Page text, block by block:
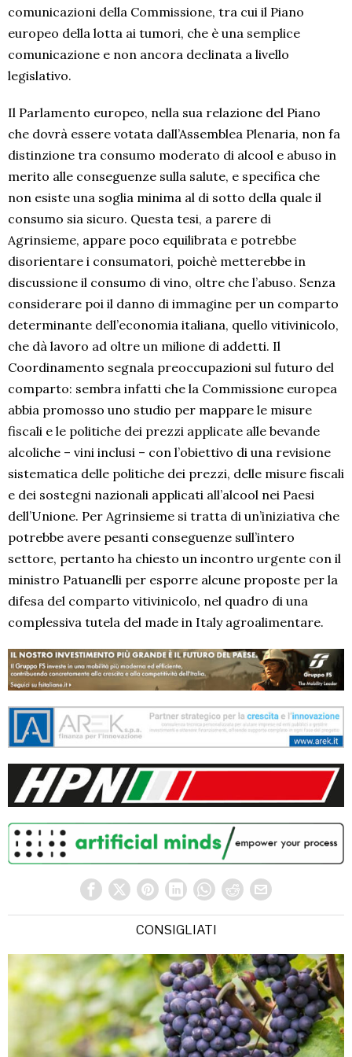
comunicazioni della Commissione, tra cui il Piano
europeo della lotta ai tumori, che è una semplice
comunicazione e non ancora declinata a livello
legislativo.
Il Parlamento europeo, nella sua relazione del Piano
che dovrà essere votata dall’Assemblea Plenaria, non fa
distinzione tra consumo moderato di alcool e abuso in
merito alle conseguenze sulla salute, e specifica che
non esiste una soglia minima al di sotto della quale il
consumo sia sicuro. Questa tesi, a parere di
Agrinsieme, appare poco equilibrata e potrebbe
disorientare i consumatori, poichè metterebbe in
discussione il consumo di vino, oltre che l’abuso. Senza
considerare poi il danno di immagine per un comparto
determinante dell’economia italiana, quello vitivinicolo,
che dà lavoro ad oltre un milione di addetti. Il
Coordinamento segnala preoccupazioni sul futuro del
comparto: sembra infatti che la Commissione europea
abbia promosso uno studio per mappare le misure
fiscali e le politiche dei prezzi applicate alle bevande
alcoliche – vini inclusi – con l’obiettivo di una revisione
sistematica delle politiche dei prezzi, delle misure fiscali
e dei sostegni nazionali applicati all’alcool nei Paesi
dell’Unione. Per Agrinsieme si tratta di un’iniziativa che
potrebbe avere pesanti conseguenze sull’intero
settore, pertanto ha chiesto un incontro urgente con il
ministro Patuanelli per esporre alcune proposte per la
difesa del comparto vitivinicolo, nel quadro di una
complessiva tutela del made in Italy agroalimentare.
CONSIGLIATI